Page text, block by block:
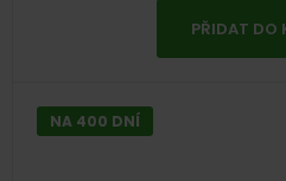
PŘIDAT DO
NA 400 DNÍ